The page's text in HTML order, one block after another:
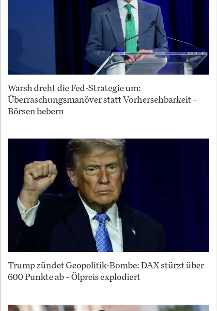
Warsh dreht die Fed-Strategie um:
Überraschungsmanöver statt Vorhersehbarkeit –
Börsen bebern
Trump zündet Geopolitik-Bombe: DAX stürzt über
600 Punkte ab – Ölpreis explodiert